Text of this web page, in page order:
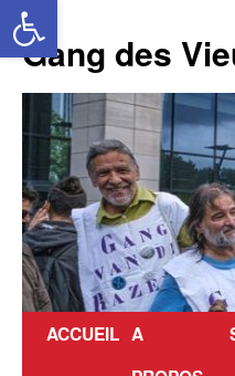
Aller
au
contenu
Gang des
ACCUEIL A